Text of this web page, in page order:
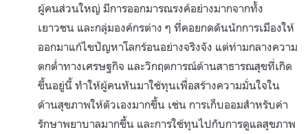
ผู้คนส่วนใหญ่ มีการออกมารณรงค์อย่างมากจากทั้ง
เยาวชน และกลุ่มองค์กรต่าง ๆ ที่คอยกดดันนักการเมืองให้
ออกมาแก้ไขปัญหาโลกร้อนอย่างจริงจัง แต่ท่ามกลางความ
ตกต่ำทางเศรษฐกิจ และวิกฤตการณ์ด้านสาธารณสุขที่เกิด
ขึ้นอยู่นี้ ทำให้ผู้คนหันมาใช้ทุนเพื่อสร้างความมั่นใจใน
ด้านสุขภาพให้ตัวเองมากขึ้น เช่น การเก็บออมสำหรับค่า
รักษาพยาบาลมากขึ้น และการใช้ทุนไปกับการดูแลสุขภาพ